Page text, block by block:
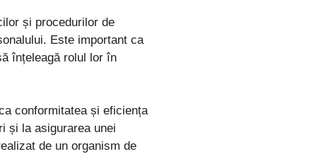
și procedurilor de
Este important ca
înțeleagă rolul lor în
conformitatea și eficiența
și la asigurarea unei
de un organism de